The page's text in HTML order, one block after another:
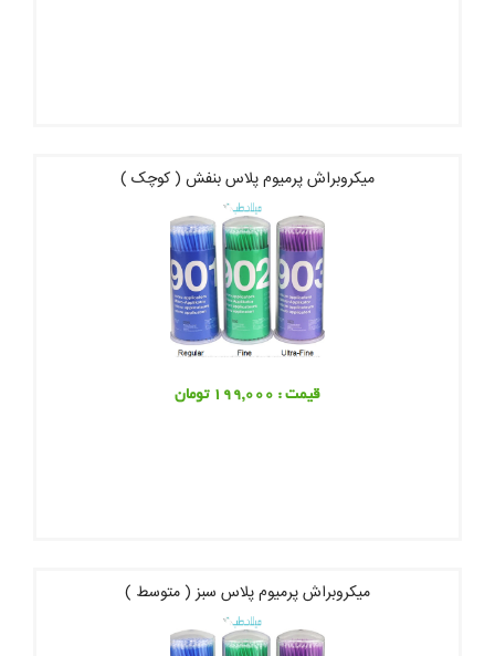
میکروبراش پرمیوم پلاس بنفش ( کوچک )
قیمت : 199,000 تومان
میکروبراش پرمیوم پلاس سبز ( متوسط )